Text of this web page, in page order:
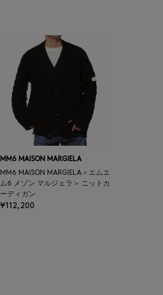
MM6 MAISON MARGIELA
MM6 MAISON MARGIELA＜エムエ
ム6 メゾン マルジェラ＞ ニットカ
ーディガン
¥112,200